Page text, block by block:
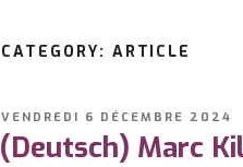
CATEGORY: ARTICLE
PUBLIÉ
LE
VENDREDI 6 DÉCEMBRE 2024
(Deutsch) Marc